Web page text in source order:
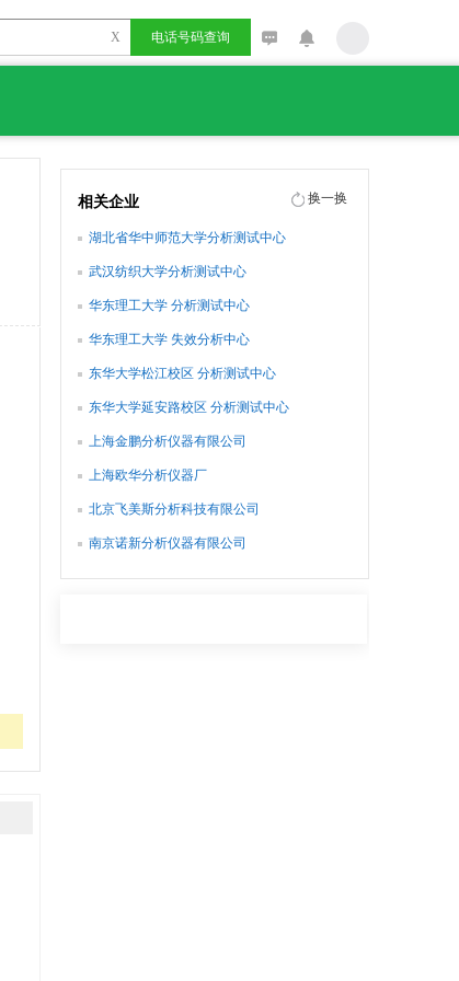
X 电话号码查询
相关企业 换一换
湖北省华中师范大学分析测试中心
武汉纺织大学分析测试中心
华东理工大学 分析测试中心
华东理工大学 失效分析中心
东华大学松江校区 分析测试中心
东华大学延安路校区 分析测试中心
上海金鹏分析仪器有限公司
上海欧华分析仪器厂
北京飞美斯分析科技有限公司
南京诺新分析仪器有限公司